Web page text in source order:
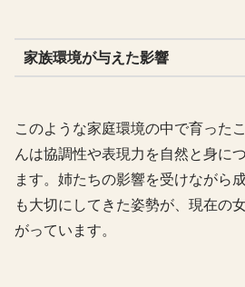
家族環境が与えた影響
このような家庭環境の中で育った
んは協調性や表現力を自然と身に
ます。姉たちの影響を受けながら
も大切にしてきた姿勢が、現在の
がっています。